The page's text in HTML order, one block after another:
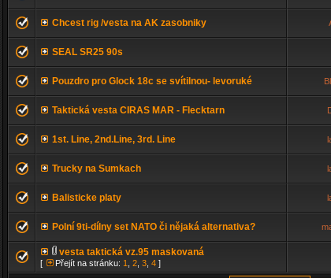
Chcest rig /vesta na AK zasobniky
SEAL SR25 90s
Pouzdro pro Glock 18c se svítilnou- levoruké
Taktická vesta CIRAS MAR - Flecktarn
1st. Line, 2nd.Line, 3rd. Line
Trucky na Sumkach
Balisticke platy
Polní 9ti-dílny set NATO či nějaká alternativa?
vesta taktická vz.95 maskovaná
[ Přejít na stránku: 1 2 3 4 ]